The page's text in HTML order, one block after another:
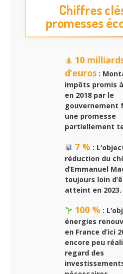
Chiffres
promesses
10
d’euros :
impôts promis
en 2018 par le
gouvernement
une promesse
partiellement
7 % :
réduction du
d’Emmanuel
toujours loin
atteint en 2023.
100 % :
énergies
en France d’ici
encore peu
regard des